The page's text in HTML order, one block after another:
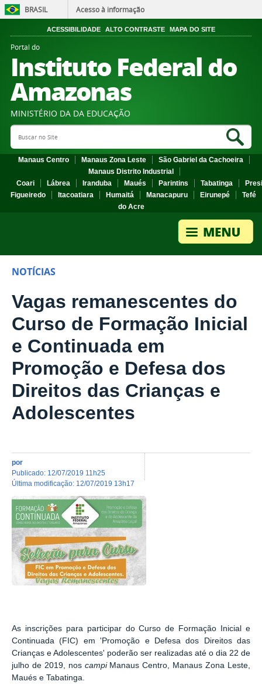
BRASIL Acesso à informação
ACESSIBILIDADE ALTO CONTRASTE MAPA DO SITE
Portal do
Instituto Federal do
Amazonas
MINISTÉRIO DA DA EDUCAÇÃO
Search Site
Manaus Centro Manaus Zona Leste
São Gabriel da Cachoeira
Manaus Distrito Industrial
Coari
Lábrea Iranduba Maués Parintins Tabatinga
Figueiredo
Itacoatiara Humaitá Manacapuru Eirunepé
Tefé
do Acre
NOTÍCIAS
Vagas remanescentes do
Curso de Formação Inicial
e Continuada em
Promoção e Defesa dos
Direitos das Crianças e
Adolescentes
por
publicado: 12/07/2019 11h25
última modificação: 12/07/2019 13h17
As inscrições para participar do Curso de Formação Inicial e
Continuada (FIC) em 'Promoção e Defesa dos Direitos das
Crianças e Adolescentes' poderão ser realizadas até o dia 22 de
julho de 2019, nos campiManaus Centro, Manaus Zona Leste,
Maués e Tabatinga.